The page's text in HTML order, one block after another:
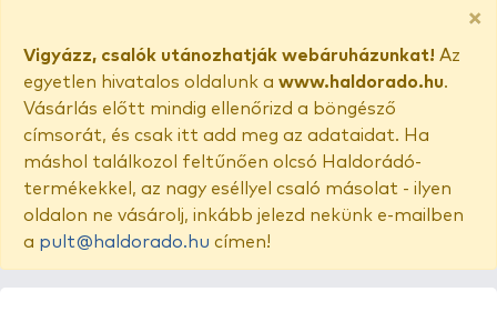
×
Vigyázz, csalók utánozhatják webáruházunkat! Az
egyetlen hivatalos oldalunk a www.haldorado.hu.
Vásárlás előtt mindig ellenőrizd a böngésző
címsorát, és csak itt add meg az adataidat. Ha
máshol találkozol feltűnően olcsó Haldorádó-
termékekkel, az nagy eséllyel csaló másolat - ilyen
oldalon ne vásárolj, inkább jelezd nekünk e-mailben
a pult@haldorado.hu címen!